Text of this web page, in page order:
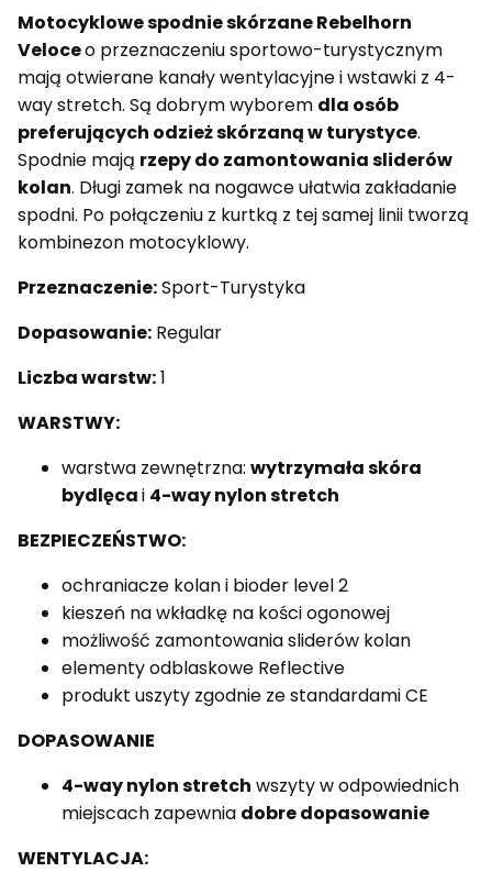
Motocyklowe spodnie skórzane Rebelhorn
Veloceo przeznaczeniu sportowo-turystycznym
mają otwierane kanały wentylacyjne i wstawki z 4-
way stretch. Są dobrym wyborem dla osób
preferujących odzież skórzaną w turystyce.
Spodnie mają rzepy do zamontowania sliderów
kolan. Długi zamek na nogawce ułatwia zakładanie
spodni. Po połączeniu z kurtką z tej samej linii tworzą
kombinezon motocyklowy.
Przeznaczenie:Sport-Turystyka
Dopasowanie: Regular
Liczba warstw:1
WARSTWY:
warstwa zewnętrzna: wytrzymała skóra
bydlęcai 4-way nylon stretch
BEZPIECZEŃSTWO:
ochraniacze kolan i bioder level 2
kieszeń na wkładkę na kości ogonowej
możliwość zamontowania sliderów kolan
elementy odblaskowe Reflective
produkt uszyty zgodnie ze standardami CE
DOPASOWANIE
4-way nylon stretch wszyty w odpowiednich
miejscach zapewnia dobre dopasowanie
WENTYLACJA: